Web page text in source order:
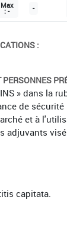
Max
: - -
:
» dans la
de
et à
adjuvants
capitata.